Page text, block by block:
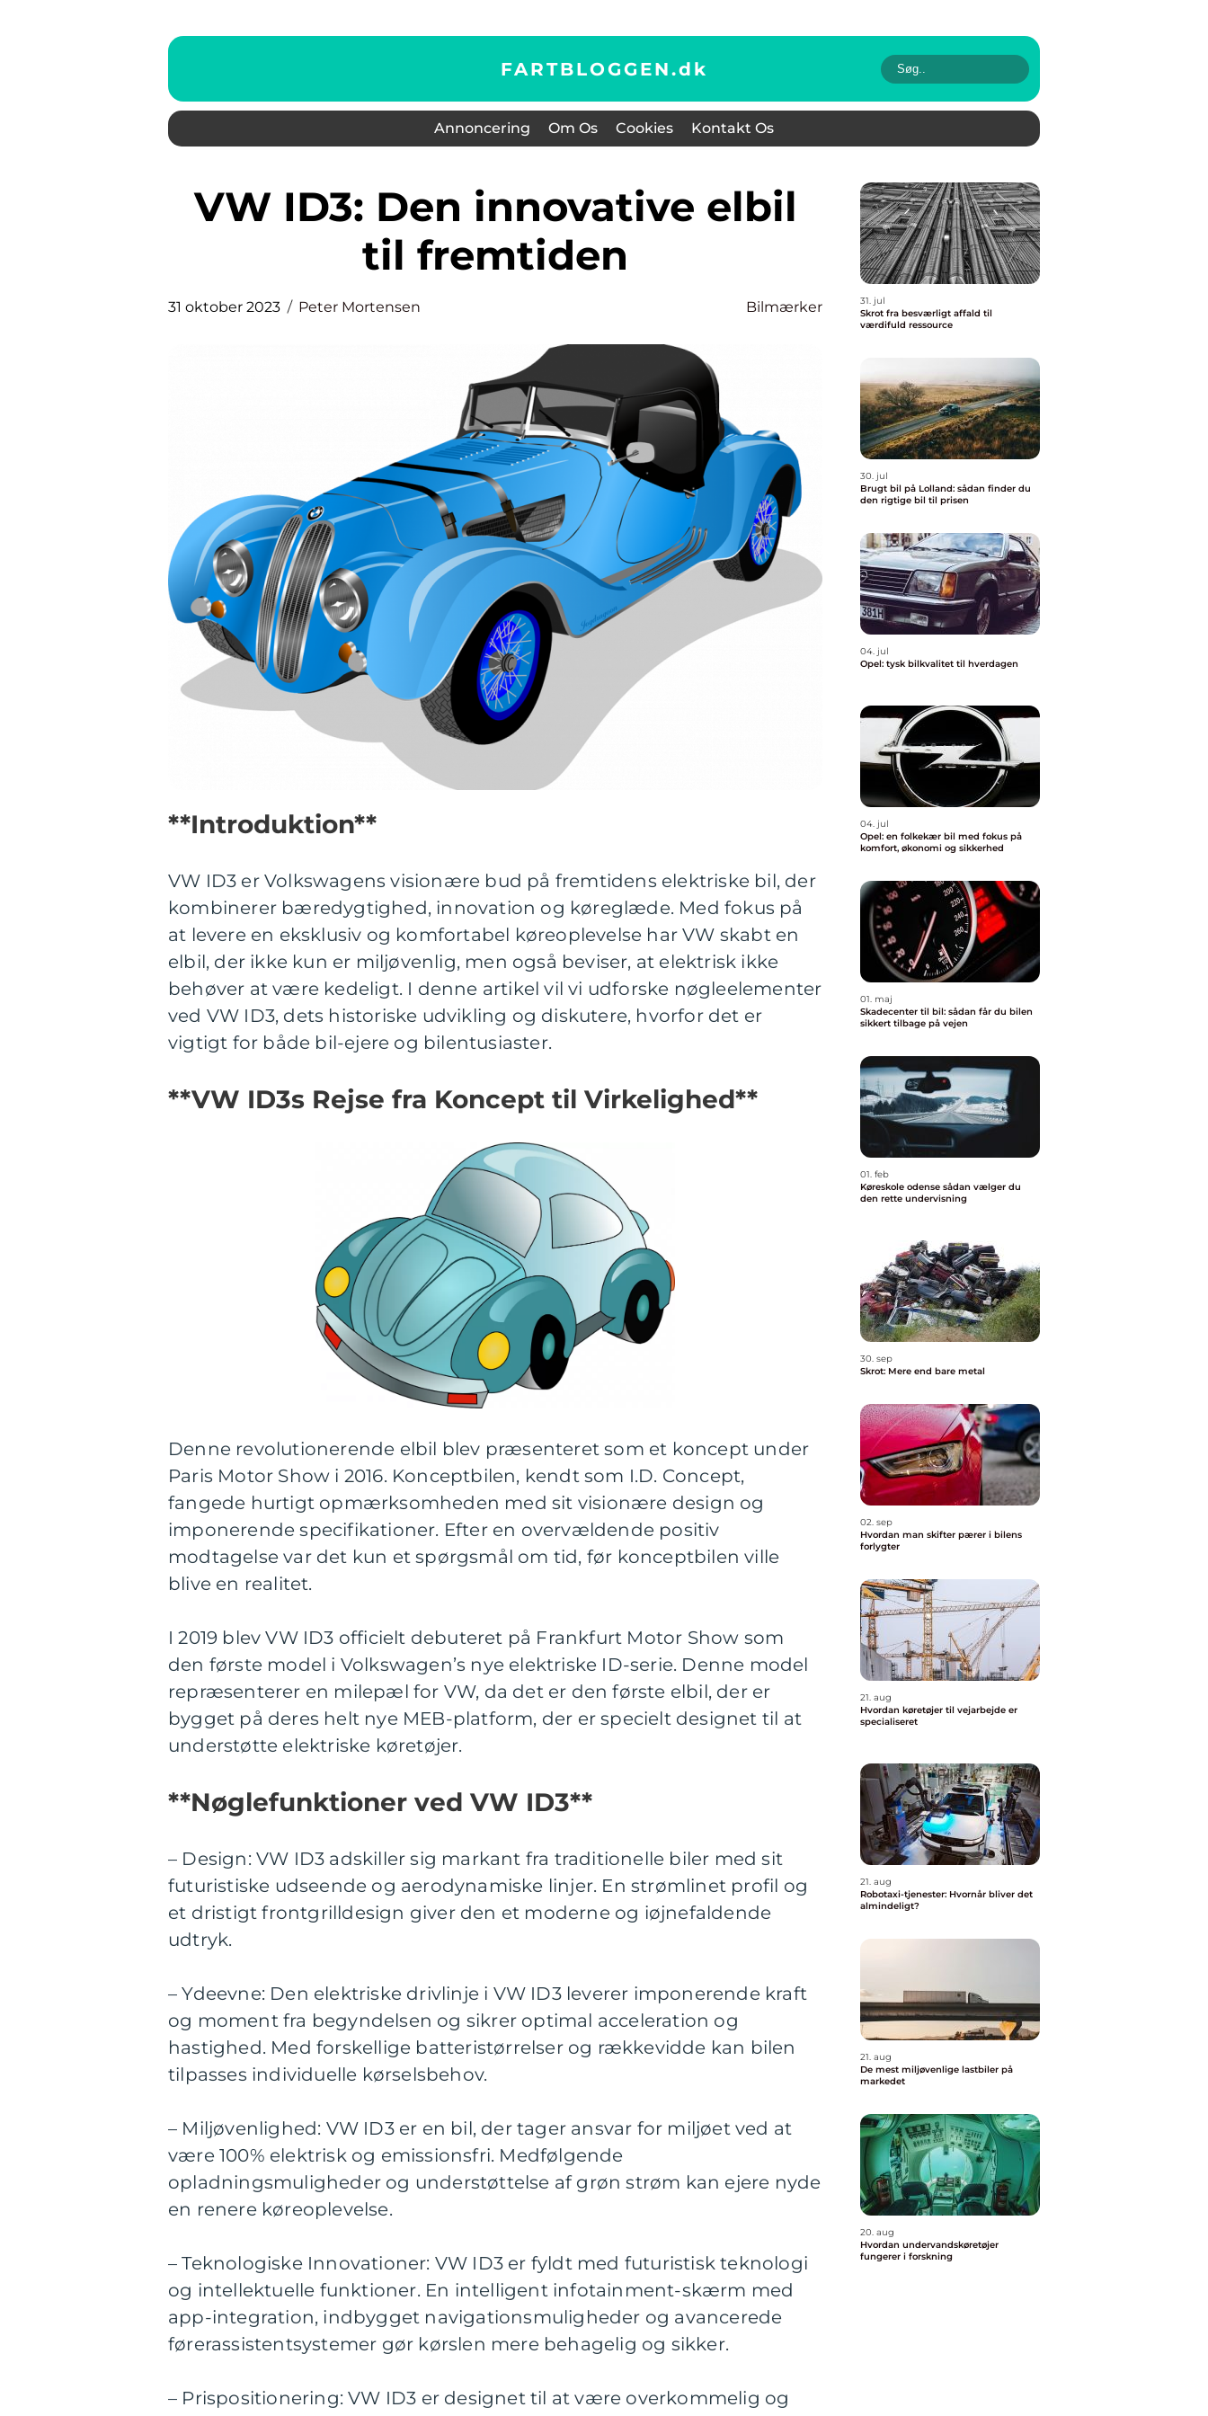
FARTBLOGGEN.dk
Annoncering Om Os Cookies Kontakt Os
VW ID3: Den innovative elbil
til fremtiden
31 oktober 2023 Peter Mortensen Bilmærker
**Introduktion**
VW ID3 er Volkswagens visionære bud på fremtidens elektriske bil, der
kombinerer bæredygtighed, innovation og køreglæde. Med fokus på
at levere en eksklusiv og komfortabel køreoplevelse har VW skabt en
elbil, der ikke kun er miljøvenlig, men også beviser, at elektrisk ikke
behøver at være kedeligt. I denne artikel vil vi udforske nøgleelementer
ved VW ID3, dets historiske udvikling og diskutere, hvorfor det er
vigtigt for både bil-ejere og bilentusiaster.
**VW ID3s Rejse fra Koncept til Virkelighed**
Denne revolutionerende elbil blev præsenteret som et koncept under
Paris Motor Show i 2016. Konceptbilen, kendt som I.D. Concept,
fangede hurtigt opmærksomheden med sit visionære design og
imponerende specifikationer. Efter en overvældende positiv
modtagelse var det kun et spørgsmål om tid, før konceptbilen ville
blive en realitet.
I 2019 blev VW ID3 officielt debuteret på Frankfurt Motor Show som
den første model i Volkswagen’s nye elektriske ID-serie. Denne model
repræsenterer en milepæl for VW, da det er den første elbil, der er
bygget på deres helt nye MEB-platform, der er specielt designet til at
understøtte elektriske køretøjer.
**Nøglefunktioner ved VW ID3**
– Design: VW ID3 adskiller sig markant fra traditionelle biler med sit
futuristiske udseende og aerodynamiske linjer. En strømlinet profil og
et dristigt frontgrilldesign giver den et moderne og iøjnefaldende
udtryk.
– Ydeevne: Den elektriske drivlinje i VW ID3 leverer imponerende kraft
og moment fra begyndelsen og sikrer optimal acceleration og
hastighed. Med forskellige batteristørrelser og rækkevidde kan bilen
tilpasses individuelle kørselsbehov.
– Miljøvenlighed: VW ID3 er en bil, der tager ansvar for miljøet ved at
være 100% elektrisk og emissionsfri. Medfølgende
opladningsmuligheder og understøttelse af grøn strøm kan ejere nyde
en renere køreoplevelse.
– Teknologiske Innovationer: VW ID3 er fyldt med futuristisk teknologi
og intellektuelle funktioner. En intelligent infotainment-skærm med
app-integration, indbygget navigationsmuligheder og avancerede
førerassistentsystemer gør kørslen mere behagelig og sikker.
– Prispositionering: VW ID3 er designet til at være overkommelig og
31. jul
Skrot fra besværligt affald til
værdifuld ressource
30. jul
Brugt bil på Lolland: sådan finder du
den rigtige bil til prisen
04. jul
Opel: tysk bilkvalitet til hverdagen
04. jul
Opel: en folkekær bil med fokus på
komfort, økonomi og sikkerhed
01. maj
Skadecenter til bil: sådan får du bilen
sikkert tilbage på vejen
01. feb
Køreskole odense sådan vælger du
den rette undervisning
30. sep
Skrot: Mere end bare metal
02. sep
Hvordan man skifter pærer i bilens
forlygter
21. aug
Hvordan køretøjer til vejarbejde er
specialiseret
21. aug
Robotaxi-tjenester: Hvornår bliver det
almindeligt?
21. aug
De mest miljøvenlige lastbiler på
markedet
20. aug
Hvordan undervandskøretøjer
fungerer i forskning